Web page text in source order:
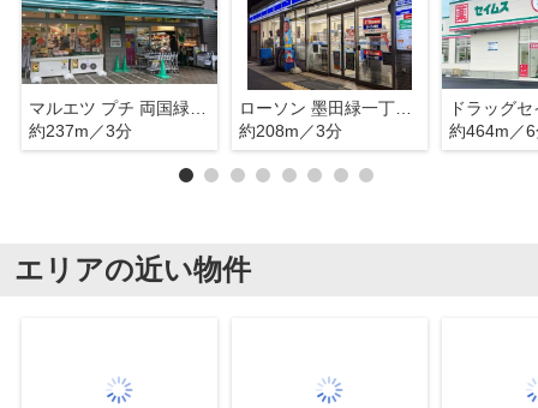
マルエツ プチ 両国緑一丁目店
約237m／3分
ローソン 墨田緑一丁目店
約208m／3分
約464m／
エリアの近い物件